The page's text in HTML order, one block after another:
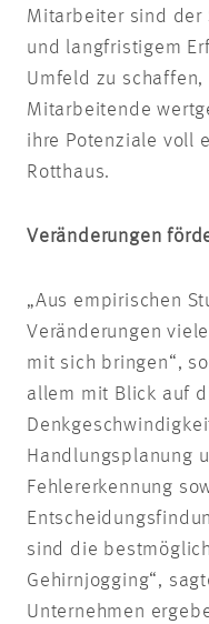
Mitarbeiter sind der
und langfristigem
Umfeld zu schaffen,
Mitarbeitende
ihre Potenziale voll
Rotthaus.
Veränderungen
„Aus empirischen
Veränderungen
mit sich bringen“,
allem mit Blick auf
Handlungsplanung
Fehlererkennung
sind die
Gehirnjogging“,
Unternehmen